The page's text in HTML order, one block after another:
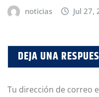
noticias Jul 27,
DEJA UNA
Tu dirección de correo